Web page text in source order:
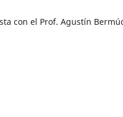
con el Prof. Agustín